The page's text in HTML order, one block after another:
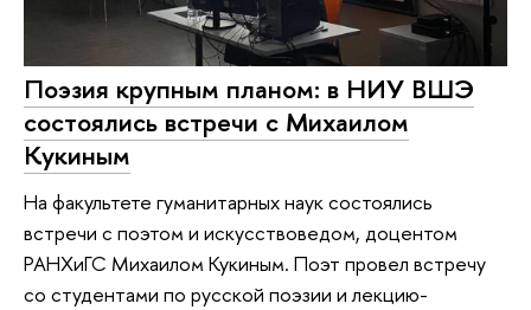
Поэзия крупным планом: в НИУ ВШЭ
состоялись встречи с Михаилом
Кукиным
На факультете гуманитарных наук состоялись
встречи с поэтом и искусствоведом, доцентом
РАНХиГС Михаилом Кукиным. Поэт провел встречу
со студентами по русской поэзии и лекцию-